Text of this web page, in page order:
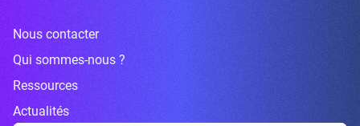
Nous contacter
Qui sommes-nous ?
Ressources
Actualités